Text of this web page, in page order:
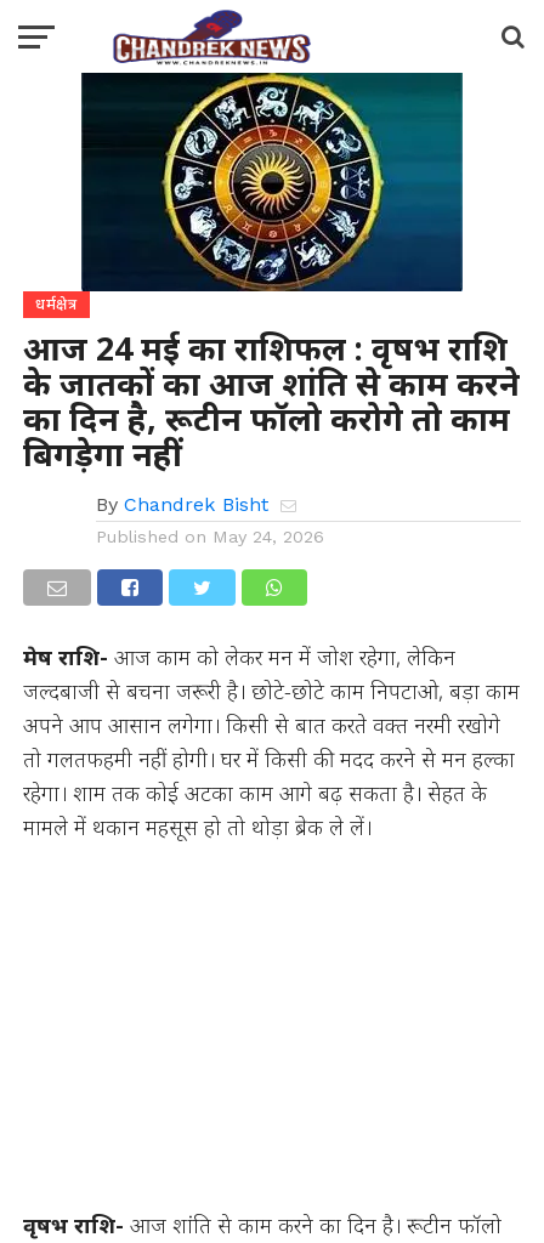
धर्मक्षेत्र
आज 24 मई का राशिफल : वृषभ राशि
के जातकों का आज शांति से काम करने
का दिन है, रूटीन फॉलो करोगे तो काम
बिगड़ेगा नहीं
By Chandrek Bisht
Published on May 24, 2026
मेष राशि- आज काम को लेकर मन में जोश रहेगा, लेकिन
जल्दबाजी से बचना जरूरी है। छोटे-छोटे काम निपटाओ, बड़ा काम
अपने आप आसान लगेगा। किसी से बात करते वक्त नरमी रखोगे
तो गलतफहमी नहीं होगी। घर में किसी की मदद करने से मन हल्का
रहेगा। शाम तक कोई अटका काम आगे बढ़ सकता है। सेहत के
मामले में थकान महसूस हो तो थोड़ा ब्रेक ले लें।
वृषभ राशि- आज शांति से काम करने का दिन है। रूटीन फॉलो